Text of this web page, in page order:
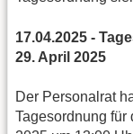
17.04.2025 -
29. April 2025
Der Personalrat
Tagesordnung für